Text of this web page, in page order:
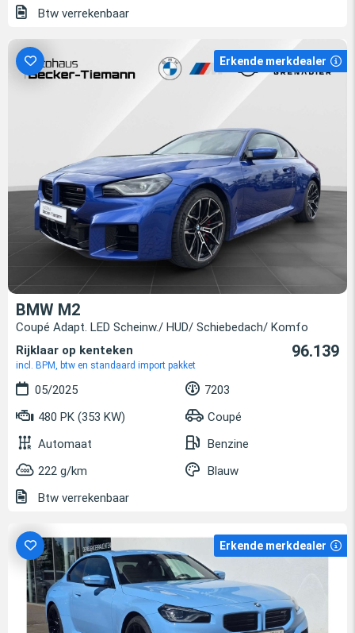
Btw verrekenbaar
Erkende merkdealer
BMW M2
Coupé Adapt. LED Scheinw./ HUD/ Schiebedach/ Komfo
Rijklaar op kenteken
incl. BPM, btw en standaard import pakket
96.139
05/2025
7203
480 PK (353 KW)
Coupé
Automaat
Benzine
222 g/km
Blauw
Btw verrekenbaar
Erkende merkdealer